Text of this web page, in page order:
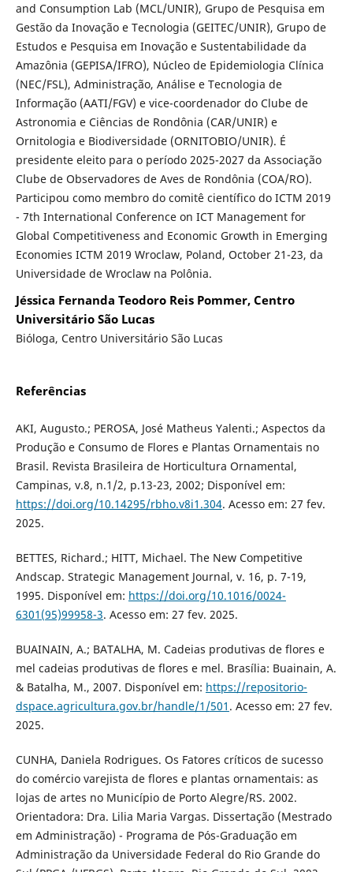
and Consumption Lab (MCL/UNIR), Grupo de Pesquisa em
Gestão da Inovação e Tecnologia (GEITEC/UNIR), Grupo de
Estudos e Pesquisa em Inovação e Sustentabilidade da
Amazônia (GEPISA/IFRO), Núcleo de Epidemiologia Clínica
(NEC/FSL), Administração, Análise e Tecnologia de
Informação (AATI/FGV) e vice-coordenador do Clube de
Astronomia e Ciências de Rondônia (CAR/UNIR) e
Ornitologia e Biodiversidade (ORNITOBIO/UNIR). É
presidente eleito para o período 2025-2027 da Associação
Clube de Observadores de Aves de Rondônia (COA/RO).
Participou como membro do comitê científico do ICTM 2019
- 7th International Conference on ICT Management for
Global Competitiveness and Economic Growth in Emerging
Economies ICTM 2019 Wroclaw, Poland, October 21-23, da
Universidade de Wroclaw na Polônia.
Jéssica Fernanda Teodoro Reis Pommer, Centro
Universitário São Lucas
Bióloga, Centro Universitário São Lucas
Referências
AKI, Augusto.; PEROSA, José Matheus Yalenti.; Aspectos da
Produção e Consumo de Flores e Plantas Ornamentais no
Brasil. Revista Brasileira de Horticultura Ornamental,
Campinas, v.8, n.1/2, p.13-23, 2002; Disponível em:
https://doi.org/10.14295/rbho.v8i1.304. Acesso em: 27 fev.
2025.
BETTES, Richard.; HITT, Michael. The New Competitive
Andscap. Strategic Management Journal, v. 16, p. 7-19,
1995. Disponível em: https://doi.org/10.1016/0024-
6301(95)99958-3. Acesso em: 27 fev. 2025.
BUAINAIN, A.; BATALHA, M. Cadeias produtivas de flores e
mel cadeias produtivas de flores e mel. Brasília: Buainain, A.
& Batalha, M., 2007. Disponível em: https://repositorio-
dspace.agricultura.gov.br/handle/1/501 . Acesso em: 27 fev.
2025.
CUNHA, Daniela Rodrigues. Os Fatores críticos de sucesso
do comércio varejista de flores e plantas ornamentais: as
lojas de artes no Município de Porto Alegre/RS. 2002.
Orientadora: Dra. Lilia Maria Vargas. Dissertação (Mestrado
em Administração) - Programa de Pós-Graduação em
Administração da Universidade Federal do Rio Grande do